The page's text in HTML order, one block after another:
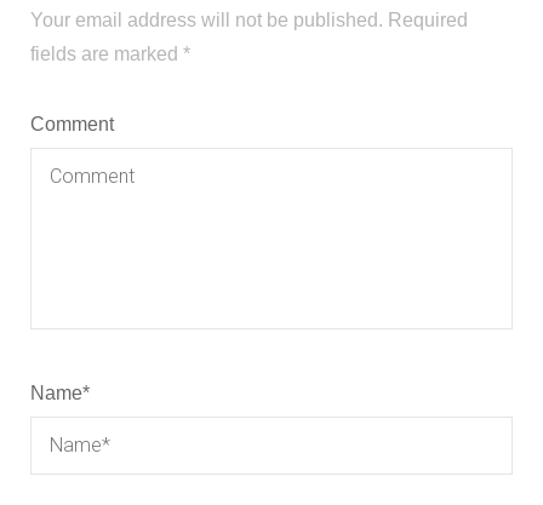
Your email address will not be published. Required
fields are marked *
Comment
Name*